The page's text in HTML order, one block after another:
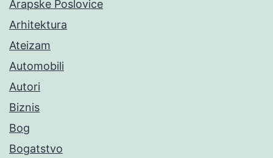
Arapske Poslovice
Arhitektura
Ateizam
Automobili
Autori
Biznis
Bog
Bogatstvo